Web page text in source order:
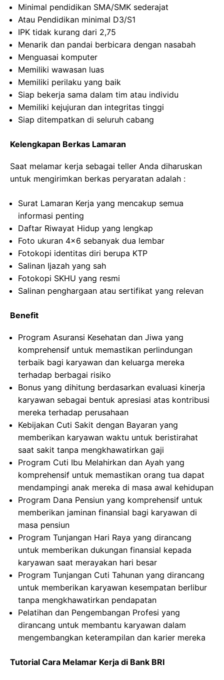
Minimal pendidikan SMA/SMK sederajat
Atau Pendidikan minimal D3/S1
IPK tidak kurang dari 2,75
Menarik dan pandai berbicara dengan nasabah
Menguasai komputer
Memiliki wawasan luas
Memiliki perilaku yang baik
Siap bekerja sama dalam tim atau individu
Memiliki kejujuran dan integritas tinggi
Siap ditempatkan di seluruh cabang
Kelengkapan Berkas Lamaran
Saat melamar kerja sebagai teller Anda diharuskan
untuk mengirimkan berkas peryaratan adalah :
Surat Lamaran Kerja yang mencakup semua
informasi penting
Daftar Riwayat Hidup yang lengkap
Foto ukuran 4×6 sebanyak dua lembar
Fotokopi identitas diri berupa KTP
Salinan Ijazah yang sah
Fotokopi SKHU yang resmi
Salinan penghargaan atau sertifikat yang relevan
Benefit
Program Asuransi Kesehatan dan Jiwa yang
komprehensif untuk memastikan perlindungan
terbaik bagi karyawan dan keluarga mereka
terhadap berbagai risiko
Bonus yang dihitung berdasarkan evaluasi kinerja
karyawan sebagai bentuk apresiasi atas kontribusi
mereka terhadap perusahaan
Kebijakan Cuti Sakit dengan Bayaran yang
memberikan karyawan waktu untuk beristirahat
saat sakit tanpa mengkhawatirkan gaji
Program Cuti Ibu Melahirkan dan Ayah yang
komprehensif untuk memastikan orang tua dapat
mendampingi anak mereka di masa awal kehidupan
Program Dana Pensiun yang komprehensif untuk
memberikan jaminan finansial bagi karyawan di
masa pensiun
Program Tunjangan Hari Raya yang dirancang
untuk memberikan dukungan finansial kepada
karyawan saat merayakan hari besar
Program Tunjangan Cuti Tahunan yang dirancang
untuk memberikan karyawan kesempatan berlibur
tanpa mengkhawatirkan pendapatan
Pelatihan dan Pengembangan Profesi yang
dirancang untuk membantu karyawan dalam
mengembangkan keterampilan dan karier mereka
Tutorial Cara Melamar Kerja di Bank BRI